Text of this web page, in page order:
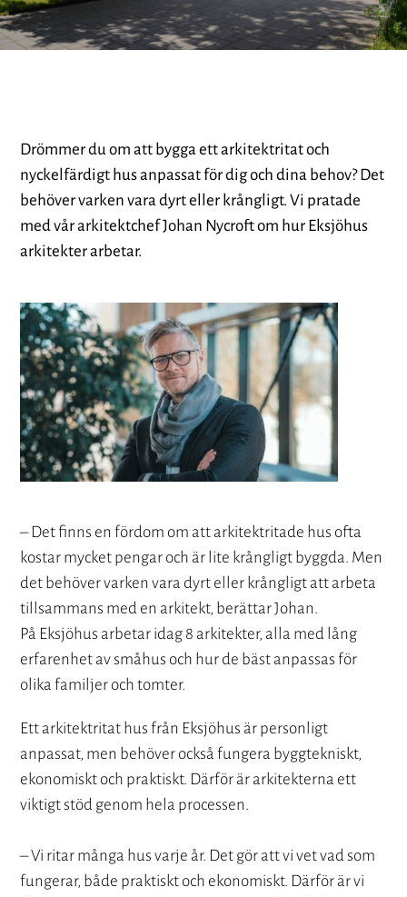
Drömmer du om att bygga ett arkitektritat och
nyckelfärdigt hus anpassat för dig och dina behov? Det
behöver varken vara dyrt eller krångligt. Vi pratade
med vår arkitektchef Johan Nycroft om hur Eksjöhus
arkitekter arbetar.
– Det finns en fördom om att arkitektritade hus ofta
kostar mycket pengar och är lite krångligt byggda. Men
det behöver varken vara dyrt eller krångligt att arbeta
tillsammans med en arkitekt, berättar Johan.
På Eksjöhus arbetar idag 8 arkitekter, alla med lång
erfarenhet av småhus och hur de bäst anpassas för
olika familjer och tomter.
Ett arkitektritat hus från Eksjöhus är personligt
anpassat, men behöver också fungera byggtekniskt,
ekonomiskt och praktiskt. Därför är arkitekterna ett
viktigt stöd genom hela processen.
– Vi ritar många hus varje år. Det gör att vi vet vad som
fungerar, både praktiskt och ekonomiskt. Därför är vi